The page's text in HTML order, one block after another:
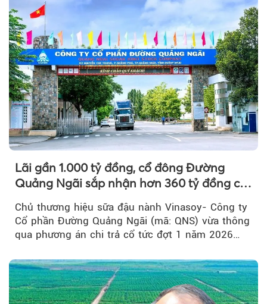
Theo Sở hữu trí
Lãi gần 1.000 tỷ đồng, cổ đông Đường
Quảng Ngãi sắp nhận hơn 360 tỷ đồng cổ
Chủ thương hiệu sữa đậu nành Vinasoy- Công ty
Cổ phần Đường Quảng Ngãi (mã: QNS) vừa thông
qua phương án chi trả cổ tức đợt 1 năm 2026